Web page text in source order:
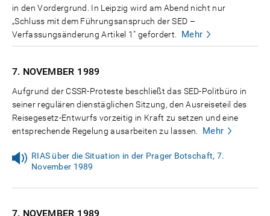
in den Vordergrund. In Leipzig wird am Abend nicht nur
„Schluss mit dem Führungsanspruch der SED –
Verfassungsänderung Artikel 1" gefordert.
Mehr
7. NOVEMBER 1989
Aufgrund der CSSR-Proteste beschließt das SED-Politbüro in
seiner regulären dienstäglichen Sitzung, den Ausreiseteil des
Reisegesetz-Entwurfs vorzeitig in Kraft zu setzen und eine
entsprechende Regelung ausarbeiten zu lassen.
Mehr
RIAS über die Situation in der Prager Botschaft, 7.
November 1989
7. NOVEMBER 1989